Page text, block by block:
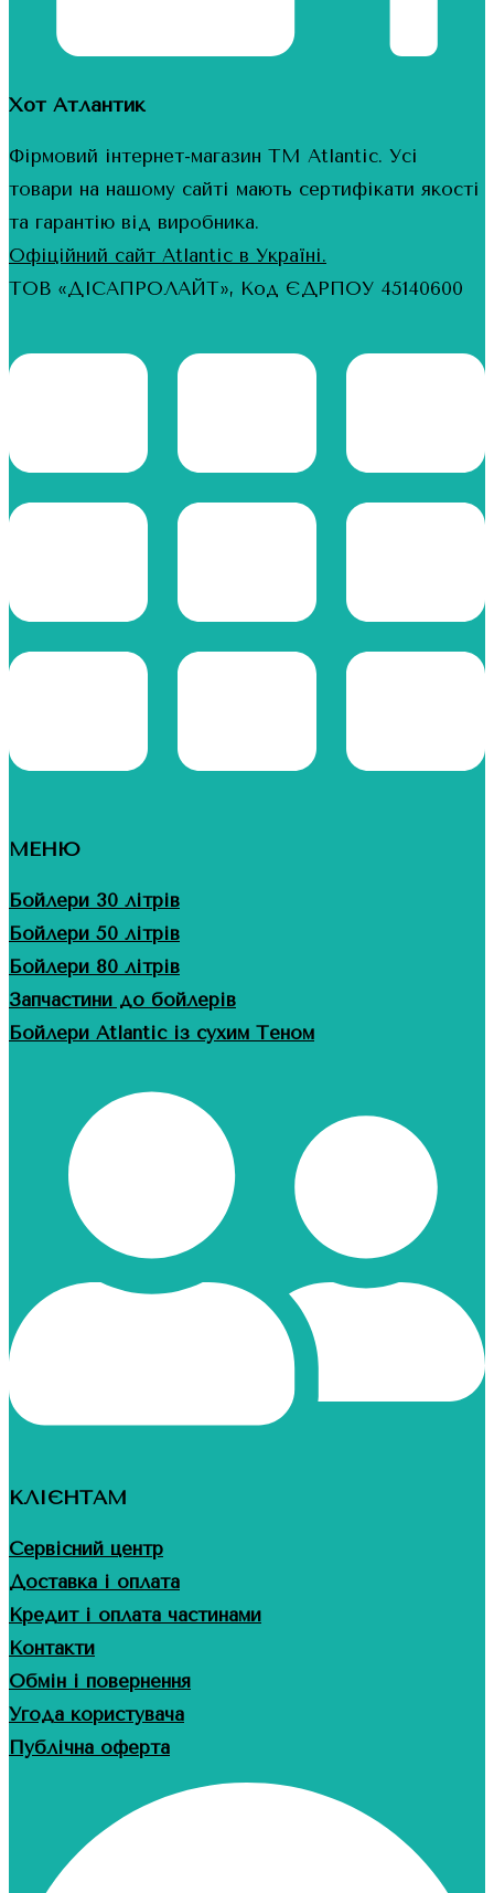
Хот Атлантик
Фірмовий інтернет-магазин ТМ Atlantic. Усі
товари на нашому сайті мають сертифікати якості
та гарантію від виробника.
Офіційний сайт Atlantic в Україні.
ТОВ «ДІСАПРОЛАЙТ», Код ЄДРПОУ 45140600
МЕНЮ
Бойлери 30 літрів
Бойлери 50 літрів
Бойлери 80 літрів
Запчастини до бойлерів
Бойлери Atlantic із сухим Теном
КЛІЄНТАМ
Сервісний центр
Доставка і оплата
Кредит і оплата частинами
Контакти
Обмін і повернення
Угода користувача
Публічна оферта